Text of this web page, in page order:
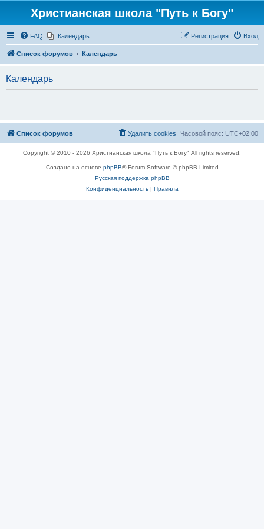
Христианская школа "Путь к Богу"
FAQ Календарь Вход
Регистрация
Список форумов Календарь
Календарь
Список форумов Часовой пояс: UTC+02:00
Удалить cookies
Copyright © 2010 - 2026 Христианская школа "Путь к Богу" All rights reserved.
Создано на основе phpBB® Forum Software © phpBB Limited
Русская поддержка phpBB
Конфиденциальность| Правила